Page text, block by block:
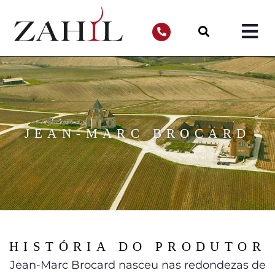
JEAN-MARC BROCARD
HISTÓRIA DO PRODUTOR
Jean-Marc Brocard nasceu nas redondezas de